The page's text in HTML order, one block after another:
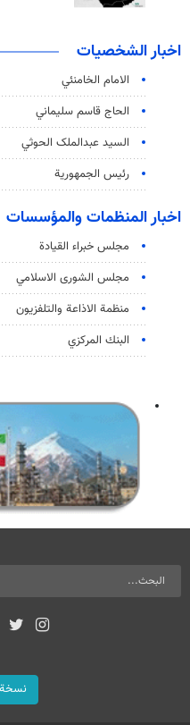
اخبار الشخصيات
الامام الخامنئي
الحاج قاسم سليماني
السید عبدالملک الحوثي
رئيس الجمهورية
اخبار المنظمات والمؤسسات
مجلس خبراء القيادة
مجلس الشورى الاسلامي
منظمة الاذاعة والتلفزیون
البنك المركزي